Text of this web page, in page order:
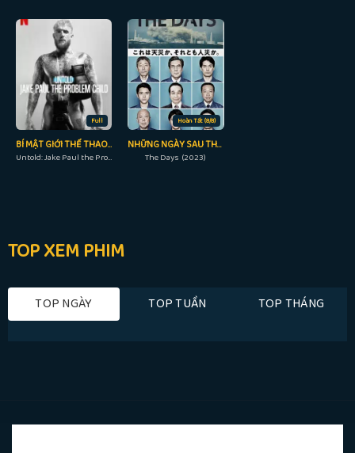
Full
BÍ MẬT GIỚI THỂ THAO: JAKE PAUL, ĐỨA TRẺ NGỖ NGHỊCH
Untold: Jake Paul the Problem Child (20023)
Hoàn Tất (8/8)
NHỮNG NGÀY SAU THẢM HỌA
The Days (2023)
TOP XEM PHIM
TOP NGÀY TOP TUẦN TOP THÁNG